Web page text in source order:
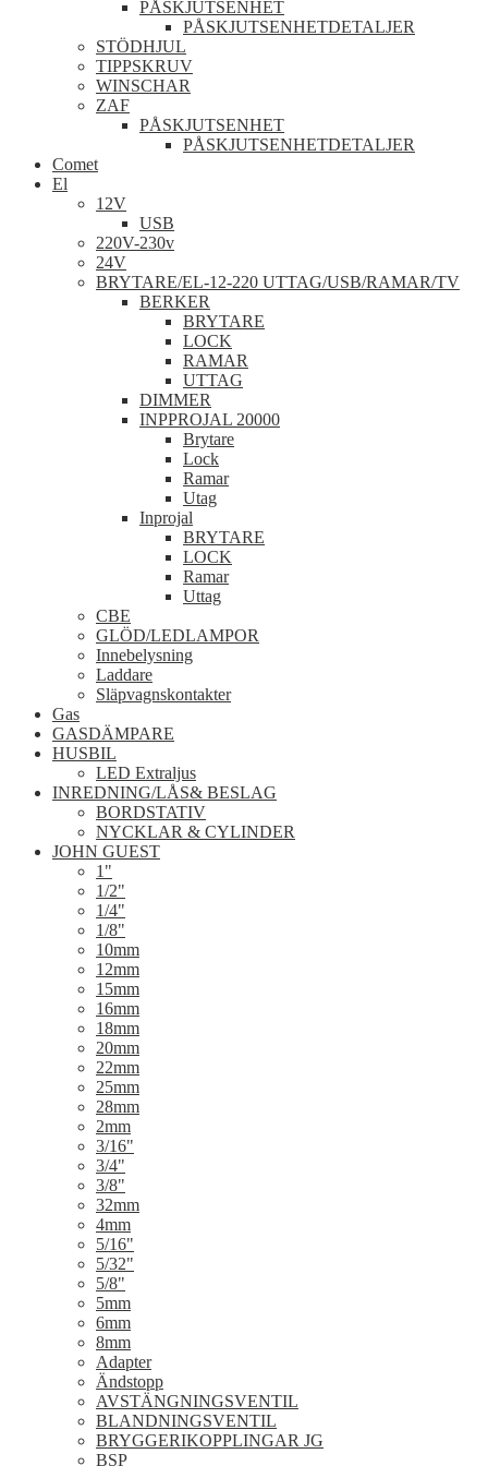
PÅSKJUTSENHET
PÅSKJUTSENHETDETALJER
STÖDHJUL
TIPPSKRUV
WINSCHAR
ZAF
PÅSKJUTSENHET
PÅSKJUTSENHETDETALJER
Comet
El
12V
USB
220V-230v
24V
BRYTARE/EL-12-220 UTTAG/USB/RAMAR/TV
BERKER
BRYTARE
LOCK
RAMAR
UTTAG
DIMMER
INPPROJAL 20000
Brytare
Lock
Ramar
Utag
Inprojal
BRYTARE
LOCK
Ramar
Uttag
CBE
GLÖD/LEDLAMPOR
Innebelysning
Laddare
Släpvagnskontakter
Gas
GASDÄMPARE
HUSBIL
LED Extraljus
INREDNING/LÅS& BESLAG
BORDSTATIV
NYCKLAR & CYLINDER
JOHN GUEST
1"
1/2"
1/4"
1/8"
10mm
12mm
15mm
16mm
18mm
20mm
22mm
25mm
28mm
2mm
3/16"
3/4"
3/8"
32mm
4mm
5/16"
5/32"
5/8"
5mm
6mm
8mm
Adapter
Ändstopp
AVSTÄNGNINGSVENTIL
BLANDNINGSVENTIL
BRYGGERIKOPPLINGAR JG
BSP